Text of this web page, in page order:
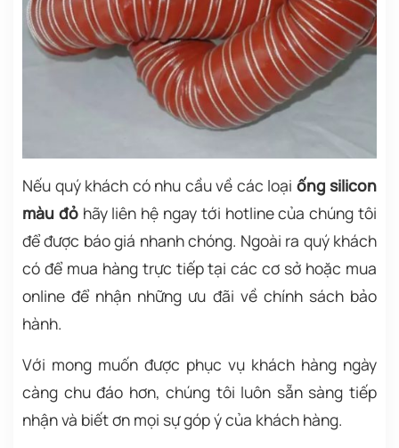
Nếu quý khách có nhu cầu về các loại ống silicon
màu đỏ hãy liên hệ ngay tới hotline của chúng tôi
để được báo giá nhanh chóng. Ngoài ra quý khách
có để mua hàng trực tiếp tại các cơ sở hoặc mua
online để nhận những ưu đãi về chính sách bảo
hành.
Với mong muốn được phục vụ khách hàng ngày
càng chu đáo hơn, chúng tôi luôn sẵn sàng tiếp
nhận và biết ơn mọi sự góp ý của khách hàng.